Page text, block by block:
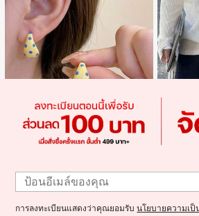
ต่างหูโลหะรูปตัว C 1 คู่ เคลือบหยดสีเห
ลือง ลายจุดสีน้ำเงิน สไตล์ยุโรปและอเม
ริกัน แฟชั่นส่วนตัว หวานและสง่างาม
สำหรับผู้หญิงและเด็กหญิง สำหรับการเ
ดินทาง งานแต่งงาน ปาร์ตี้ วันเกิด ของ
ลูกค้ากลับมาซื้อซ้ำ!
เกือบหมดแล้ว!
#1 ขายดี ใน โบโฮ ต่างหูผู้หญิง
เกือบหมดแล้ว!
#1 ขายดี ใน โบโฮ ต่างหูผู้หญิง
เกือบหมดแล้ว!
#1 ขายดี ใน โบโฮ ต่างหูผู้หญิง
300+ sold
35 -10%
Resyla
฿279
การลงทะเบียนแสดงว่าคุณยอมรับนโยบายความเ